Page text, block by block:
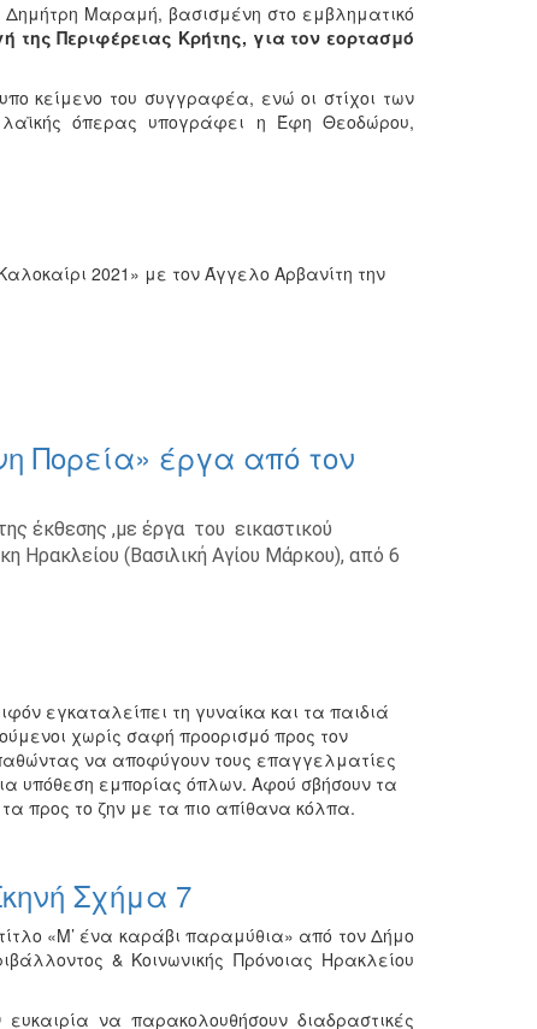
Μαραμή, βασισμένη στο εμβληματικό
της Περιφέρειας Κρήτης, για τον εορτασμό
κείμενο του συγγραφέα, ενώ οι στίχοι των
λαϊκής όπερας υπογράφει η Έφη Θεοδώρου,
2021» με τον Άγγελο Αρβανίτη την
Πορεία» έργα από τον
έκθεσης ,με έργα του εικαστικού
Ηρακλείου (Βασιλική Αγίου Μάρκου), από 6
εγκαταλείπει τη γυναίκα και τα παιδιά
χωρίς σαφή προορισμό προς τον
να αποφύγουν τους επαγγελματίες
υπόθεση εμπορίας όπλων. Αφού σβήσουν τα
προς το ζην με τα πιο απίθανα κόλπα.
Σχήμα 7
«Μ’ ένα καράβι παραμύθια» από τον Δήμο
& Κοινωνικής Πρόνοιας Ηρακλείου
να παρακολουθήσουν διαδραστικές